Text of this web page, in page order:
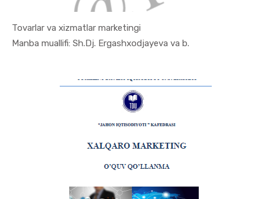
Tovarlar va xizmatlar marketingi
Manba muallifi: Sh.Dj. Ergashxodjayeva va b.
In Marketi...